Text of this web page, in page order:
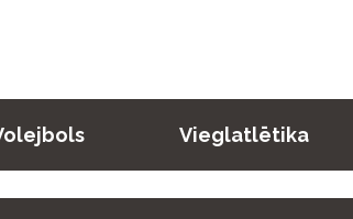
Vieglatlētika